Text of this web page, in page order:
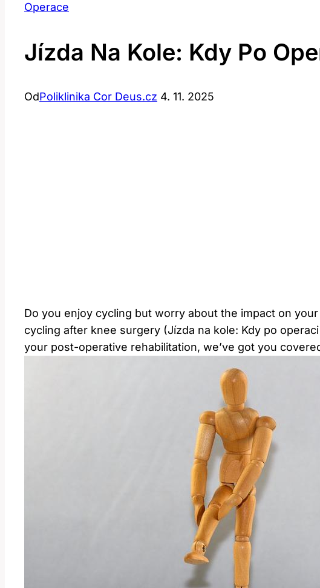
Operace
Jízda Na Kole: Kdy Po
OdPoliklinika Cor Deus.cz 4. 11. 2025
Do you enjoy cycling ‍but ⁣worry about ​the impact on
cycling after knee surgery ‌(Jízda na⁣ kole: Kdy po
your post-operative rehabilitation, we’ve‍ got ‌you